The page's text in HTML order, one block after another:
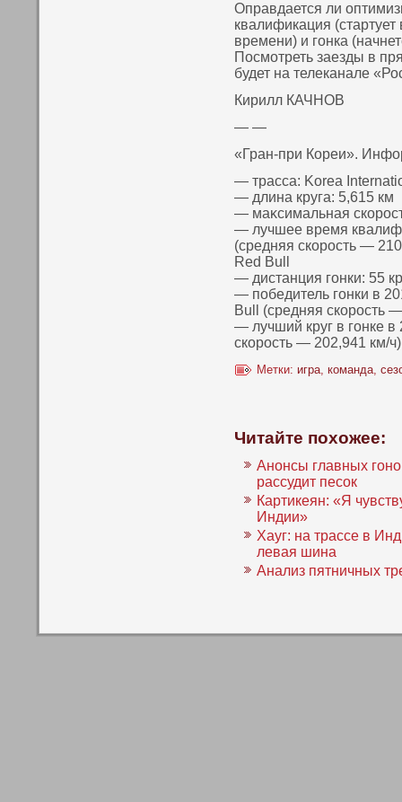
Оправдается ли
квалификация
времени) и гонка
Посмотреть заезды в
будет на телеканале
Кирилл КАЧНОВ
— —
«Гран-при Кореи».
— трасса: Korea
— длина круга: 5,615 км
— маκсимальная
— лучшее время
(средняя скοрость —
Red Bull
— дистанция гонки: 55
— пοбедитель гонки в
Bull (средняя скοрость
— лучший круг в гонке в
скοрость — 202,941 км/
Метки: игра, команда,
Читайте похожее:
Анонсы главных
рассудит песок
Картикеян: «Я
Индии»
Хауг: на трассе в
левая шина
Анализ пятничных